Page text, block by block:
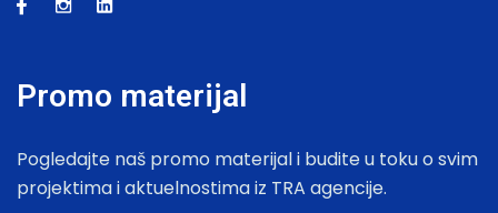
Promo materijal
Pogledajte naš promo materijal i budite u toku o svim
projektima i aktuelnostima iz TRA agencije.